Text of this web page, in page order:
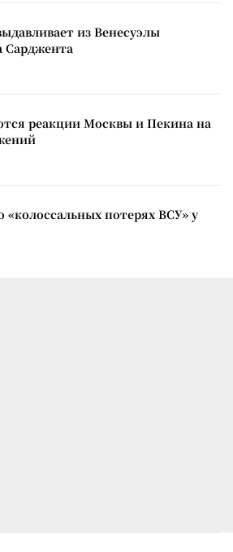
из Венесуэлы
Сарджента
реакции Москвы и Пекина на
потерях ВСУ» у